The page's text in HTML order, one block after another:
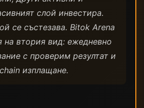
слой инвестира.
се състезава. Bitok Arena
на втория вид: ежедневно
с проверим резултат и
изплащане.